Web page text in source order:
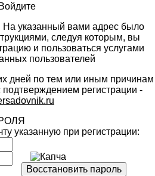
Войдите
На указанный вами адрес было
следуя которым, вы
и пользоваться услугами
пользователей
дней по тем или иным причинам
регистрации -
указанную при регистрации: